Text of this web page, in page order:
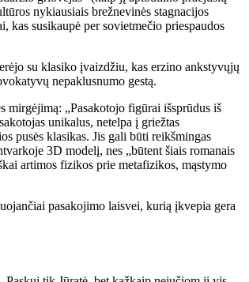
nykiausiais brežnevinės stagnacijos
kas susikaupė per sovietmečio priespaudos
su klasiko įvaizdžiu, kas erzino ankstyvųjų
nepaklusnumo gestą.
mirgėjimą: „Pasakotojo figūrai išsprūdus iš
unikalus, netelpa į griežtas
pusės klasikas. Jis gali būti reikšmingas
3D modelį, nes „būtent šiais romanais
artimos fizikos prie metafizikos, mąstymo
pasakojimo laisvei, kurią įkvepia gera